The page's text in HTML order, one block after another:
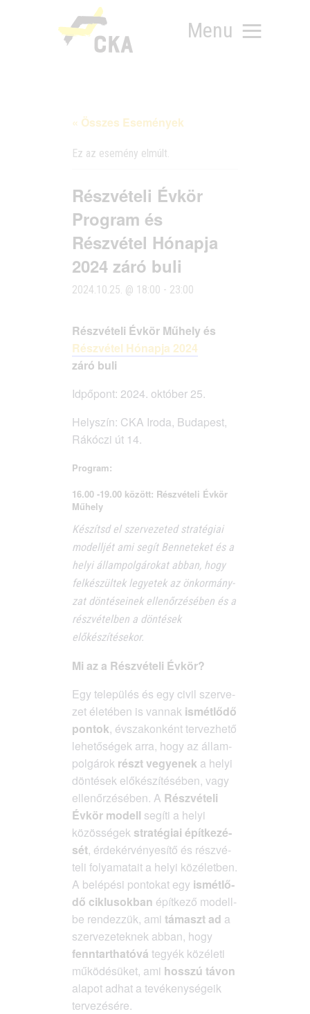
Menu
MIT SZERVEZÜNK?
TUDÁSTÁR
HÍREINK
« Összes Események
Ez az esemény elmúlt.
Részvételi Évkör
Program és
Részvétel Hónapja
2024 záró buli
2024.10.25. @ 18:00 - 23:00
Rész­vé­te­li Évkör Műhely és
Rész­vé­tel Hónap­ja 2024
záró buli
Idpő­pont: 2024. októ­ber 25.
Hely­szín: CKA Iro­da, Buda­pest,
Rákó­czi út 14.
Program:
16.00 ‑19.00 között: Részvételi Évkör
Műhely
Készítsd el szer­ve­ze­ted stra­té­gi­ai
modell­jét ami segít Ben­ne­te­ket és a
helyi állam­pol­gá­ro­kat abban, hogy
fel­ké­szül­tek legye­tek az önkor­mány­
zat dön­té­se­i­nek ellen­őr­zé­sé­ben és a
rész­vé­tel­ben a dön­té­sek
előkészítésekor.
Mi az a Rész­vé­te­li Évkör?
Egy tele­pü­lés és egy civil szer­ve­
zet éle­té­ben is van­nak ismét­lő­dő
pon­tok, évsza­kon­ként ter­vez­he­tő
lehe­tő­sé­gek arra, hogy az állam­
pol­gá­rok részt vegye­nek a helyi
dön­té­sek elő­ké­szí­té­sé­ben, vagy
ellen­őr­zé­sé­ben. A Rész­vé­te­li
Évkör modell segí­ti a helyi
közös­sé­gek stra­té­gi­ai épít­ke­zé­
sét, érdek­ér­vé­nye­sí­tő és rész­vé­
te­li folya­ma­ta­it a helyi köz­élet­ben.
A belé­pé­si pon­to­kat egy ismét­lő­
dő cik­lu­sok­ban épít­ke­ző modell­
be ren­dez­zük, ami támaszt ad a
szer­ve­ze­tek­nek abban, hogy
fenn­tart­ha­tó­vá tegyék köz­éle­ti
műkö­dé­sü­ket, ami hosszú távon
ala­pot adhat a tevé­keny­sé­ge­ik
tervezésére.